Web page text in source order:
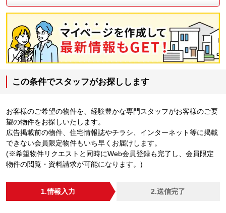
この条件でスタッフがお探しします
お客様のご希望の物件を、経験豊かな専門スタッフがお客様のご要
望の物件をお探しいたします。
広告掲載前の物件、住宅情報誌やチラシ、インターネット等に掲載
できない会員限定物件もいち早くお届けします。
(※希望物件リクエストと同時にWeb会員登録も完了し、会員限定
物件の閲覧・資料請求が可能になります。)
1.情報入力 2.送信完了